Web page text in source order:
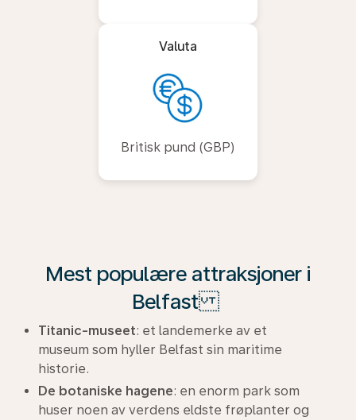
Valuta
Britisk pund (GBP)
Mest populære attraksjoner i
Belfast
Titanic-museet: et landemerke av et
museum som hyller Belfast sin maritime
historie.
De botaniske hagene: en enorm park som
huser noen av verdens eldste frøplanter og